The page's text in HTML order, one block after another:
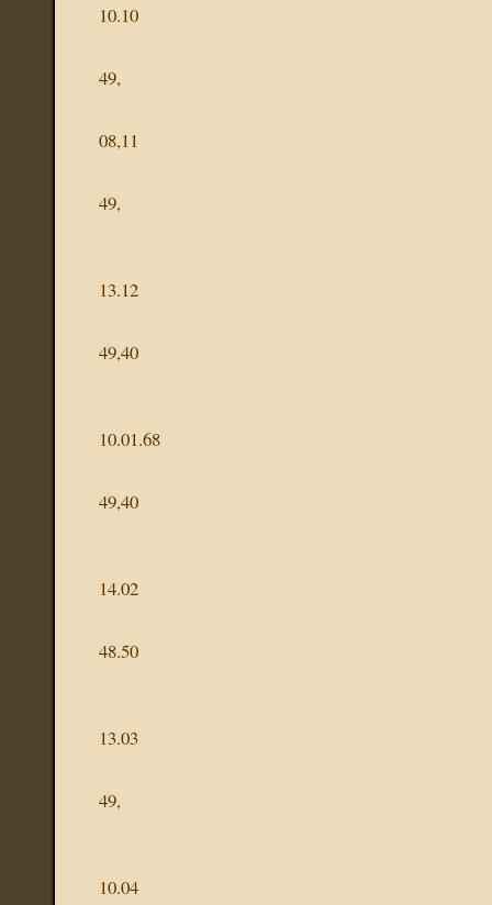
10.10
49,
08,11
49,
13.12
49,40
10.01.68
49,40
14.02
48.50
13.03
49,
10.04